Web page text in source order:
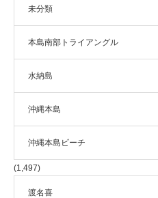
未分類
本島南部トライアングル
水納島
沖縄本島
沖縄本島ビーチ
(1,497)
渡名喜